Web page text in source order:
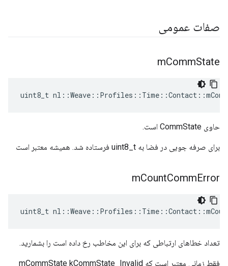
صفات عمومی
mCommState
uint8_t
حاوی CommState است.
برای صرفه جویی در فضا به uint8_t فرستاده شد. همیشه معتبر است
mCountCommError
uint8_t
تعداد خطاهای ارتباطی که برای این مخاطب رخ داده است را بشمارید.
فقط زمانی معتبر است که mCommState kCommState_Invalid